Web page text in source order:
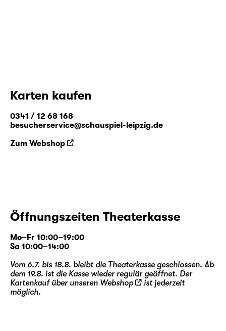
Karten kaufen
0341 / 12 68 168
besucherservice@schauspiel-leipzig.de
Zum Webshop
Öffnungszeiten Theaterkasse
Mo–Fr 10:00–19:00
Sa 10:00–14:00
Vom 6.7. bis 18.8. bleibt die Theaterkasse geschlossen. Ab
dem 19.8. ist die Kasse wieder regulär geöffnet. Der
Kartenkauf über unseren Webshop
ist jederzeit
möglich.